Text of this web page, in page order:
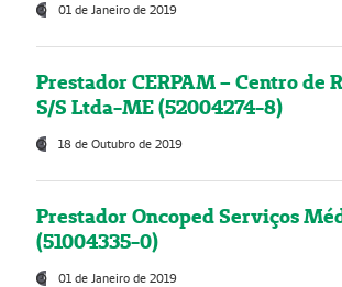
01 de Janeiro de 2019
Prestador CERPAM – Centro de
S/S Ltda-ME (52004274-8)
18 de Outubro de 2019
Prestador Oncoped Serviços
(51004335-0)
01 de Janeiro de 2019